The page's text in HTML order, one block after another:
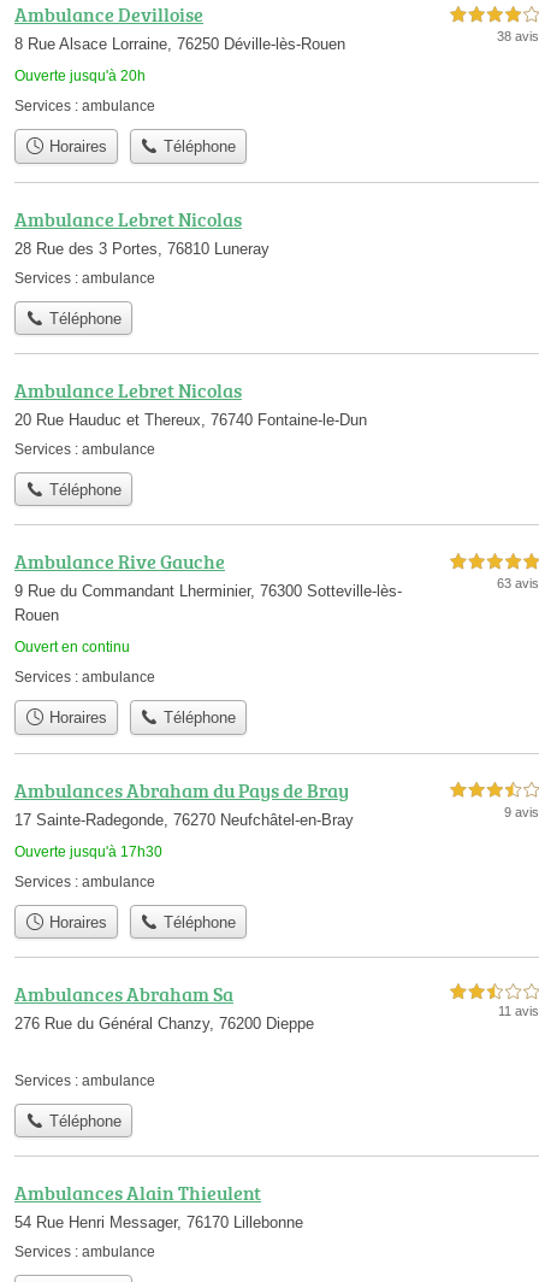
Ambulance Devilloise
8 Rue Alsace Lorraine, 76250 Déville-lès-Rouen
Ouverte jusqu'à 20h
4,0 étoiles sur 5
38 avis
Services : ambulance
Horaires Téléphone
Ambulance Lebret Nicolas
28 Rue des 3 Portes, 76810 Luneray
Services : ambulance
Téléphone
Ambulance Lebret Nicolas
20 Rue Hauduc et Thereux, 76740 Fontaine-le-Dun
Services : ambulance
Téléphone
Ambulance Rive Gauche
9 Rue du Commandant Lherminier, 76300 Sotteville-lès-
Rouen
Ouvert en continu
5,0 étoiles sur 5
63 avis
Services : ambulance
Horaires Téléphone
Ambulances Abraham du Pays de Bray
17 Sainte-Radegonde, 76270 Neufchâtel-en-Bray
Ouverte jusqu'à 17h30
3,5 étoiles sur 5
9 avis
Services : ambulance
Horaires Téléphone
Ambulances Abraham Sa
276 Rue du Général Chanzy, 76200 Dieppe
2,5 étoiles sur 5
11 avis
Services : ambulance
Téléphone
Ambulances Alain Thieulent
54 Rue Henri Messager, 76170 Lillebonne
Services : ambulance